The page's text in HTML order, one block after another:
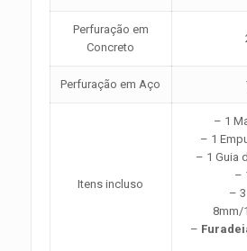
Perfuração em
Concreto
Perfuração em Aço
Itens incluso
– 1
– 1
– 1 Guia
–
–
8mm/
–